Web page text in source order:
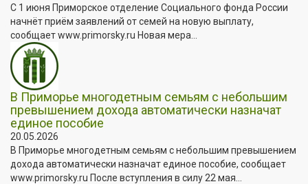
С 1 июня Приморское отделение Социального фонда России
начнёт приём заявлений от семей на новую выплату,
сообщает www.primorsky.ru Новая мера...
В Приморье многодетным семьям с небольшим
превышением дохода автоматически назначат
единое пособие
20.05.2026
В Приморье многодетным семьям с небольшим превышением
дохода автоматически назначат единое пособие, сообщает
www.primorsky.ru После вступления в силу 22 мая...